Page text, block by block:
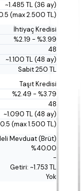
~1.485 TL (36 ay)
(max 2.500 TL)
İhtiyaç Kredisi
%2.19 - %3.99
48
~1.100 TL (48 ay)
Sabit 250 TL
Taşıt Kredisi
%2.49 - %3.79
48
~1.090 TL (48 ay)
(max 1.500 TL)
Mevduat (Brüt)
%40.00
-
Getiri: ~1.753 TL
Yok